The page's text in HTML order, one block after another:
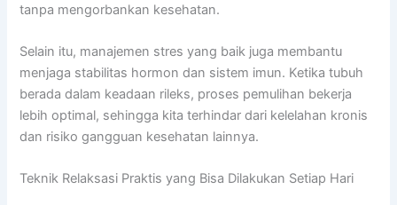
tanpa mengorbankan kesehatan.
Selain itu, manajemen stres yang baik juga membantu
menjaga stabilitas hormon dan sistem imun. Ketika tubuh
berada dalam keadaan rileks, proses pemulihan bekerja
lebih optimal, sehingga kita terhindar dari kelelahan kronis
dan risiko gangguan kesehatan lainnya.
Teknik Relaksasi Praktis yang Bisa Dilakukan Setiap Hari